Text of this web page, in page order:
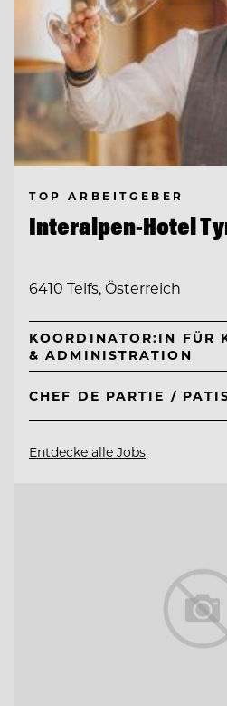
TOP ARBEITGEBER
Interalpen-Hotel
6410 Telfs, Österreich
KOORDINATOR:IN FÜR
& ADMINISTRATION
CHEF DE PARTIE /
Entdecke alle Jobs